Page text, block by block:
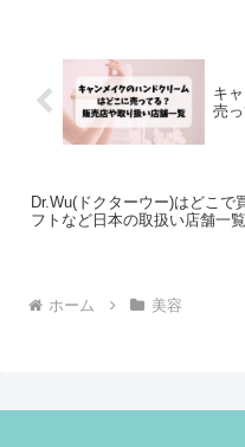
キ
売
Dr.Wu(ドクターウー)はどこで
フトなど日本の取扱い店舗一覧
ホーム 美容